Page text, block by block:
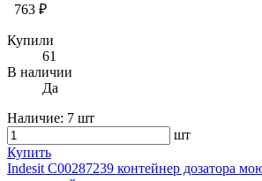
763 ₽
Купили
61
В наличии
Да
Наличие: 7 шт
шт
Купить
Indesit C00287239 контейнер дозатора